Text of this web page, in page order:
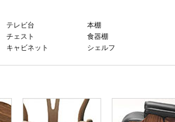
テレビ台
チェスト
キャビネット
本棚
食器棚
シェルフ